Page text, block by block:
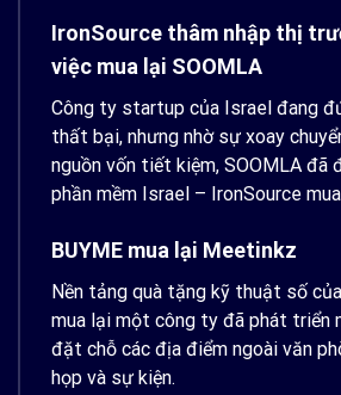
IronSource thâm nhập thị
việc mua lại SOOMLA
Công ty startup của Israel đang
thất bại, nhưng nhờ sự xoay
nguồn vốn tiết kiệm, SOOMLA đã
phần mềm Israel – IronSource
BUYME mua lại Meetinkz
Nền tảng quà tặng kỹ thuật số
mua lại một công ty đã phát triển
đặt chỗ các địa điểm ngoài văn
họp và sự kiện.